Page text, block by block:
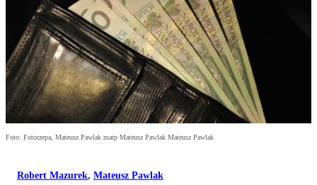
Foto: Fotorzepa, Mateusz Pawlak matp Mateusz Pawlak Mateusz Pawlak
Robert Mazurek, Mateusz Pawlak